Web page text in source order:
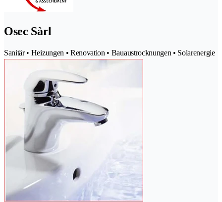
Osec Sàrl
Sanitär • Heizungen • Renovation • Bauaustrocknungen • Solarenergie